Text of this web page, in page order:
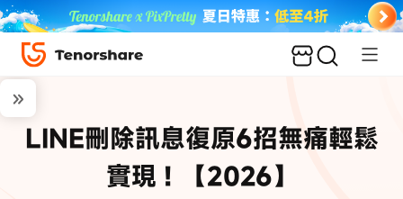
LINE刪除訊息復原6招無痛輕鬆
實現！【2026】